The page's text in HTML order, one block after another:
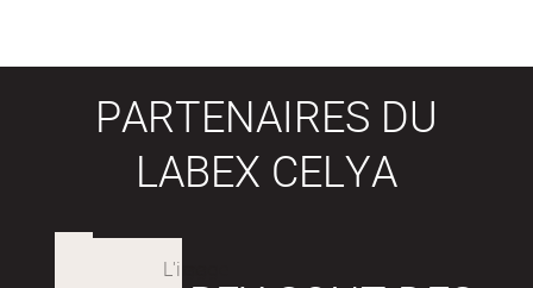
PARTENAIRES DU
LABEX CELYA